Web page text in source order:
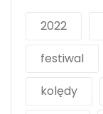
2022
festiwal
kolędy